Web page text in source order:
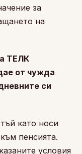
за
на
ТЕЛК
от чужда
си
като носи
пенсията.
условия